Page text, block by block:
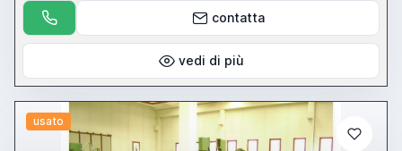
contatta
vedi di più
usato